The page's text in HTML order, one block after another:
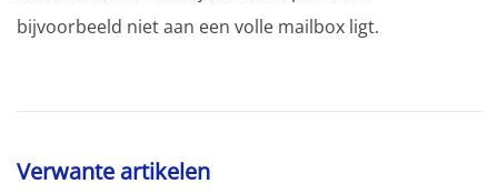
bijvoorbeeld niet aan een volle mailbox ligt.
Verwante artikelen